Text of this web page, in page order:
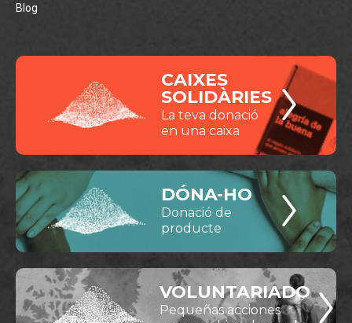
Blog
CAIXES
SOLIDÀRIES
La teva donació
en una caixa
DÓNA-HO
Donació de
producte
VOLUNTARIADO
Pequeñas acciones